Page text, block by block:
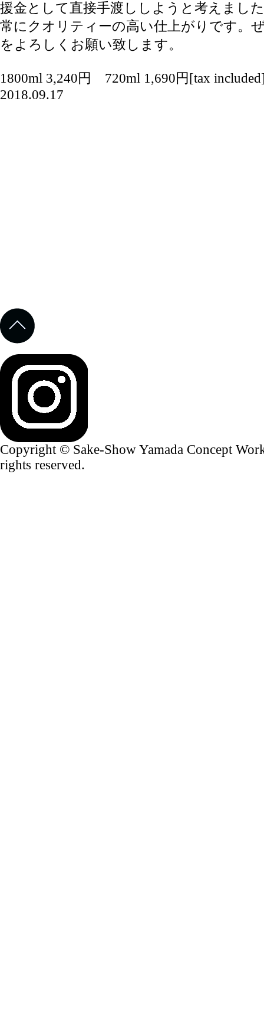
援金として直接手渡ししようと考えまし
常にクオリティーの高い仕上がりです。
をよろしくお願い致します。
1800ml 3,240円 720ml 1,690円[tax
2018.09.17
Copyright © Sake-Show Yamada Concept
rights reserved.